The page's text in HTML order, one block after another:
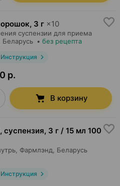
, 3 г ×10
суспензии для приема
, Беларусь • без рецепта
Инструкция
р.
В корзину
суспензия, 3 г / 15 мл 100
Фармлэнд , Беларусь
Инструкция